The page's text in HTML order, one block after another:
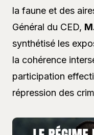
la faune et des
Général du CED,
synthétisé les
la cohérence
participation
répression des